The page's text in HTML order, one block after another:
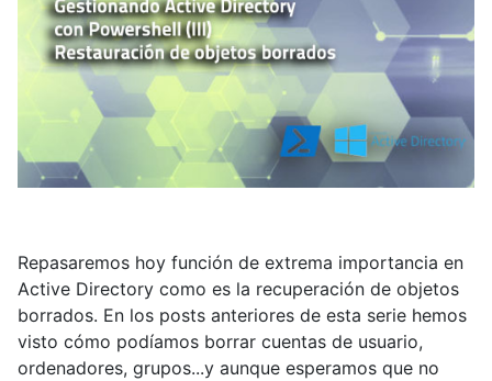
Repasaremos hoy función de extrema importancia en
Active Directory como es la recuperación de objetos
borrados. En los posts anteriores de esta serie hemos
visto cómo podíamos borrar cuentas de usuario,
ordenadores, grupos...y aunque esperamos que no